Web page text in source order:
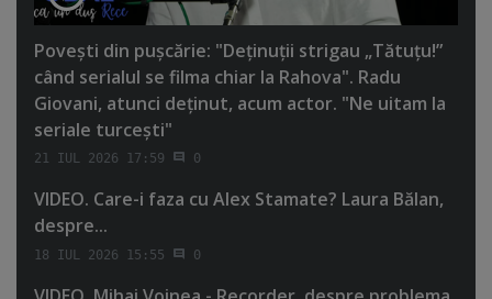
Poveşti din puşcărie: "Deţinuţii strigau „Tătuţu!”
când serialul se filma chiar la Rahova". Radu
Giovani, atunci deţinut, acum actor. "Ne uitam la
seriale turceşti"
21 IUL 2026 17:59 0
VIDEO. Care-i faza cu Alex Stamate? Laura Bălan,
despre...
18 IUL 2026 15:55 0